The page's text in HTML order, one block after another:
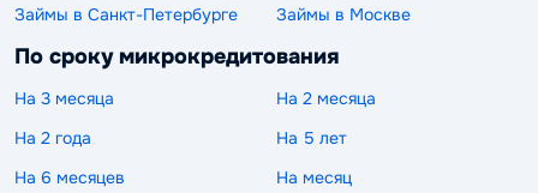
Займы в Санкт-Петербурге
Займы в Москве
По сроку микрокредитования
На 3 месяца
На 2 месяца
На 2 года
На 5 лет
На 6 месяцев
На месяц